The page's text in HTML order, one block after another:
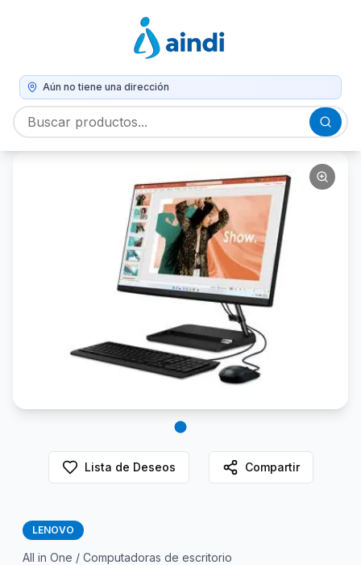
Aún no tiene una dirección
Lista de Deseos Compartir
LENOVO
All in One / Computadoras de escritorio